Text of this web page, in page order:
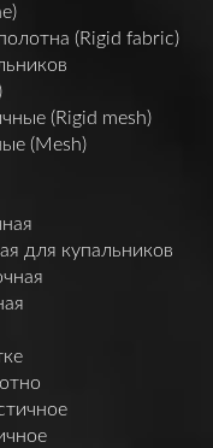
(Rigid fabric)
(Rigid mesh)
(Mesh)
для купальников